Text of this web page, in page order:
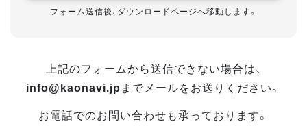
フォーム送信後、ダウンロードページへ移動します。
上記のフォームから送信できない場合は、
info@kaonavi.jp までメールをお送りください。
お電話でのお問い合わせも承っております。